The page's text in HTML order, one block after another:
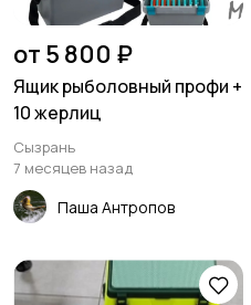
от 5 800 ₽
Ящик рыболовный профи +
10 жерлиц
Сызрань
7 месяцев назад
Паша Антропов